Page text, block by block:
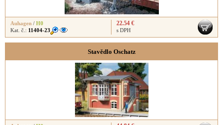
Auhagen / H0
Kat. č.: 11404-23
22.54 €
s DPH
Stavědlo Oschatz